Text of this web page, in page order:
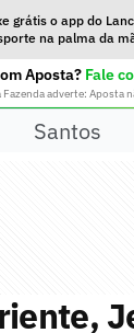
grátis o app do
na palma da
Aposta? Fale
adverte: Aposta
Santos